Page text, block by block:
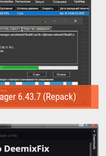
6.43.7 (Repack)
для...